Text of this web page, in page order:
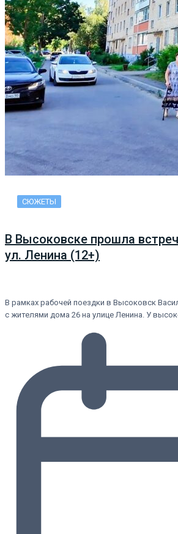
СЮЖЕТЫ
В Высоковске прошла
ул. Ленина (12+)
В рамках рабочей поездки в Высоковск
с жителями дома 26 на улице Ленина. У